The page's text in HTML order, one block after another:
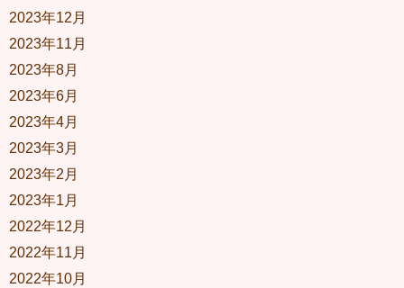
2023年12月
2023年11月
2023年8月
2023年6月
2023年4月
2023年3月
2023年2月
2023年1月
2022年12月
2022年11月
2022年10月